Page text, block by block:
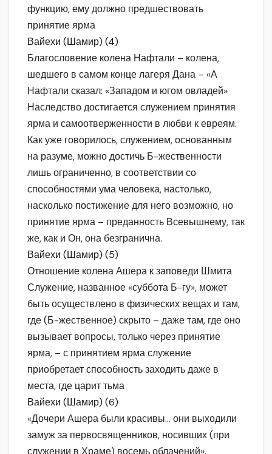
функцию, ему должно предшествовать
принятие ярма
Вайехи (Шамир) (4)
Благословение колена Нафтали – колена,
шедшего в самом конце лагеря Дана – «А
Нафтали сказал: «Западом и югом овладей»
Наследство достигается служением принятия
ярма и самоотверженности в любви к евреям.
Как уже говорилось, служением, основанным
на разуме, можно достичь Б-жественности
лишь ограниченно, в соответствии со
способностями ума человека, настолько,
насколько постижение для него возможно, но
принятие ярма – преданность Всевышнему, так
же, как и Он, она безгранична.
Вайехи (Шамир) (5)
Отношение колена Ашера к заповеди Шмита
Служение, названное «суббота Б-гу», может
быть осуществлено в физических вещах и там,
где (Б-жественное) скрыто – даже там, где оно
вызывает вопросы, только через принятие
ярма, – с принятием ярма служение
приобретает способность заходить даже в
места, где царит тьма
Вайехи (Шамир) (6)
«Дочери Ашера были красивы… они выходили
замуж за первосвященников, носивших (при
служении в Храме) восемь облачений».